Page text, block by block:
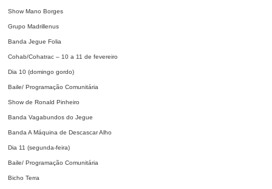
Show Mano Borges
Grupo Madrillenus
Banda Jegue Folia
Cohab/Cohatrac – 10 a 11 de fevereiro
Dia 10 (domingo gordo)
Baile/ Programação Comunitária
Show de Ronald Pinheiro
Banda Vagabundos do Jegue
Banda A Máquina de Descascar Alho
Dia 11 (segunda-feira)
Baile/ Programação Comunitária
Bicho Terra